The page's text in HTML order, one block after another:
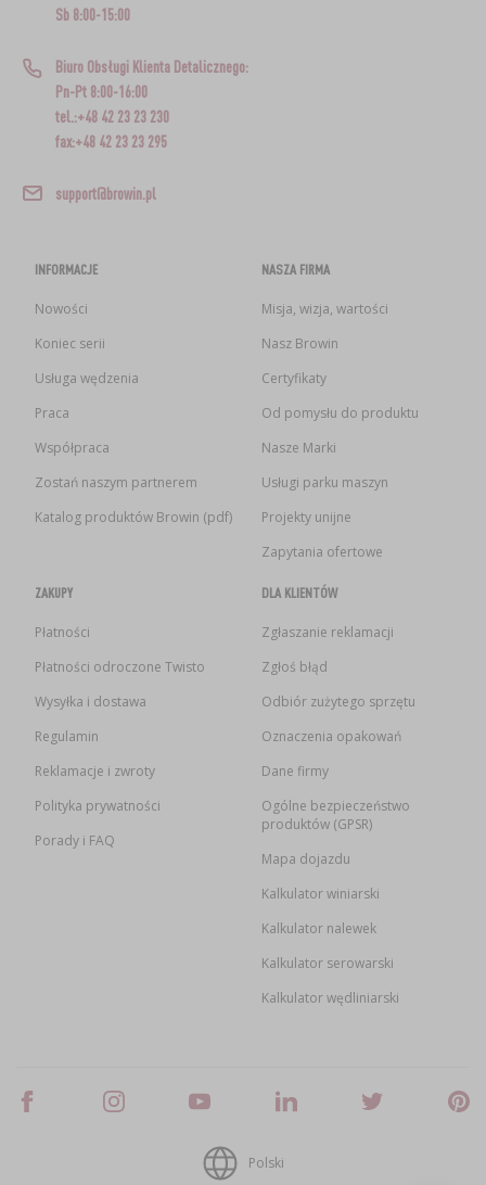
Sb 8:00-15:00
Biuro Obsługi Klienta Detalicznego:
Pn-Pt 8:00-16:00
tel.:+48 42 23 23 230
fax:+48 42 23 23 295
support@browin.pl
INFORMACJE
Nowości
Koniec serii
Usługa wędzenia
Praca
Współpraca
Zostań naszym partnerem
Katalog produktów Browin (pdf)
NASZA FIRMA
Misja, wizja, wartości
Nasz Browin
Certyfikaty
Od pomysłu do produktu
Nasze Marki
Usługi parku maszyn
Projekty unijne
Zapytania ofertowe
ZAKUPY
Płatności
Płatności odroczone Twisto
Wysyłka i dostawa
Regulamin
Reklamacje i zwroty
Polityka prywatności
Porady i FAQ
DLA KLIENTÓW
Zgłaszanie reklamacji
Zgłoś błąd
Odbiór zużytego sprzętu
Oznaczenia opakowań
Dane firmy
Ogólne bezpieczeństwo
produktów (GPSR)
Mapa dojazdu
Kalkulator winiarski
Kalkulator nalewek
Kalkulator serowarski
Kalkulator wędliniarski
Polski